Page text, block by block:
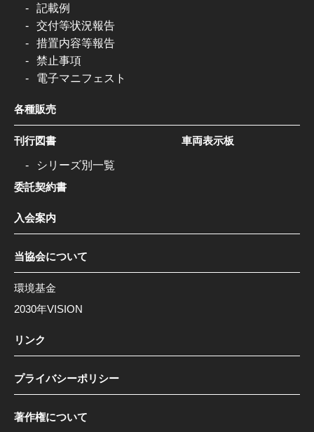
記載例
交付等状況報告
措置内容等報告
禁止事項
電子マニフェスト
各種販売
刊行図書
シリーズ別一覧
委託契約書
車両表示板
入会案内
当協会について
環境基金
2030年VISION
リンク
プライバシーポリシー
著作権について